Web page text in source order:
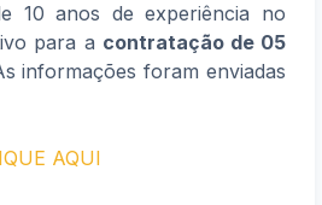
10 anos de experiência no
para a contratação de 05
informações foram enviadas
AQUI